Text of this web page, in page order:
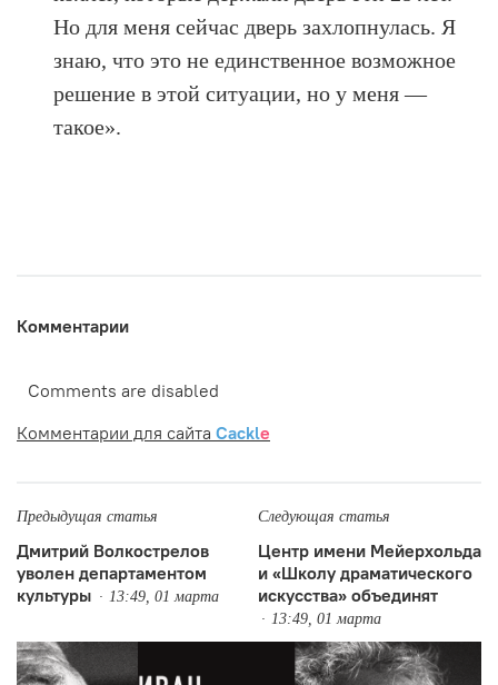
Но для меня сейчас дверь захлопнулась. Я
знаю, что это не единственное возможное
решение в этой ситуации, но у меня —
такое».
Комментарии
Comments are disabled
Комментарии для сайта Cackle
Предыдущая статья
Дмитрий Волкострелов
уволен департаментом
культуры
13:49, 01 марта
Следующая статья
Центр имени Мейерхольда
и «Школу драматического
искусства» объединят
13:49, 01 марта